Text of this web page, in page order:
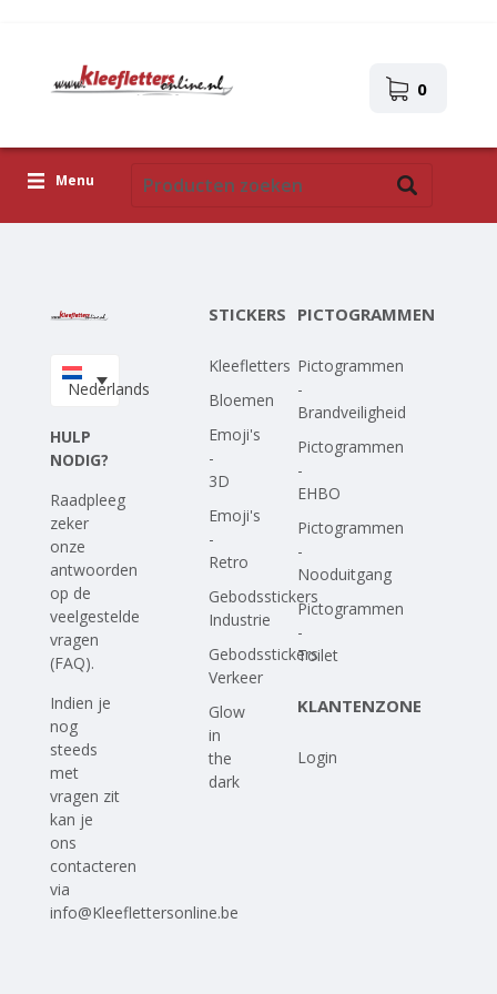
0
Menu
Upload je eigen ontwerp
Nederlands
HULP
NODIG?
Raadpleeg
zeker
onze
antwoorden
op de
veelgestelde
vragen
(FAQ).
Indien je
nog
steeds
met
vragen zit
kan je
ons
contacteren
via
info@Kleeflettersonline.be
STICKERS
Kleefletters
Bloemen
Emoji's
-
3D
Emoji's
-
Retro
Gebodsstickers
Industrie
Gebodsstickers
Verkeer
Glow
in
the
dark
PICTOGRAMMEN
Pictogrammen
-
Brandveiligheid
Pictogrammen
-
EHBO
Pictogrammen
-
Nooduitgang
Pictogrammen
-
Toilet
KLANTENZONE
Login